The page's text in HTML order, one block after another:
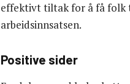
effektivt tiltak for å få folk
arbeidsinnsatsen.
Positive sider